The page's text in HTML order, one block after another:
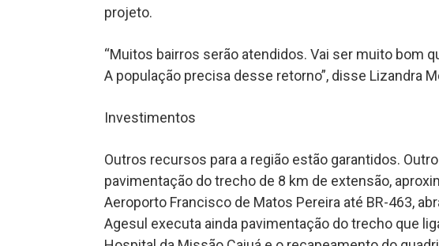
projeto.
“Muitos bairros serão atendidos. Vai ser muito bom
A população precisa desse retorno”, disse Lizandra
Investimentos
Outros recursos para a região estão garantidos.
pavimentação do trecho de 8 km de extensão,
Aeroporto Francisco de Matos Pereira até BR-463,
Agesul executa ainda pavimentação do trecho que